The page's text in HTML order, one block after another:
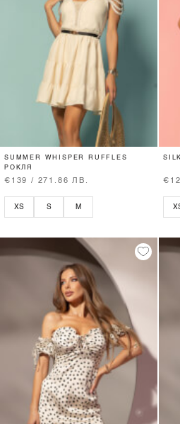
SUMMER WHISPER RUFFLES
РОКЛЯ
€139 / 271.86 ЛВ.
XS S M